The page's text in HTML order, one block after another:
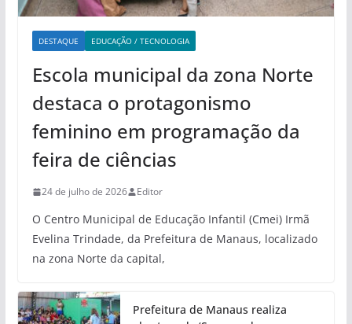
DESTAQUE EDUCAÇÃO / TECNOLOGIA
Escola municipal da zona Norte
destaca o protagonismo
feminino em programação da
feira de ciências
24 de julho de 2026 Editor
O Centro Municipal de Educação Infantil (Cmei) Irmã
Evelina Trindade, da Prefeitura de Manaus, localizado
na zona Norte da capital,
Prefeitura de Manaus realiza